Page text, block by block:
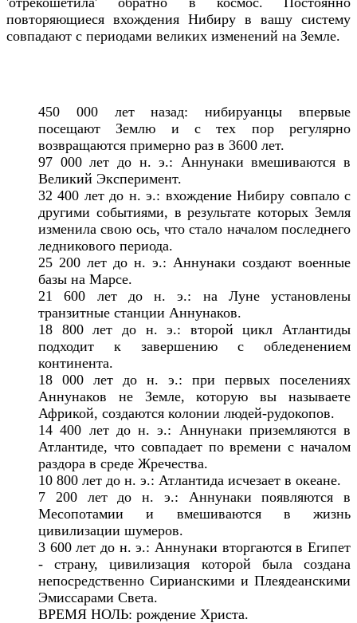
повторяющиеся вхождения Нибиру в вашу систему
совпадают с периодами великих изменений на Земле.
450 000 лет назад: нибируанцы впервые
посещают Землю и с тех пор регулярно
возвращаются примерно раз в 3600 лет.
97 000 лет до н. э.: Аннунаки вмешиваются в
Великий Эксперимент.
32 400 лет до н. э.: вхождение Нибиру совпало с
другими событиями, в результате которых Земля
изменила свою ось, что стало началом последнего
ледникового периода.
25 200 лет до н. э.: Аннунаки создают военные
базы на Марсе.
21 600 лет до н. э.: на Луне установлены
транзитные станции Аннунаков.
18 800 лет до н. э.: второй цикл Атлантиды
подходит к завершению с обледенением
континента.
18 000 лет до н. э.: при первых поселениях
Аннунаков не Земле, которую вы называете
Африкой, создаются колонии людей-рудокопов.
14 400 лет до н. э.: Аннунаки приземляются в
Атлантиде, что совпадает по времени с началом
раздора в среде Жречества.
10 800 лет до н. э.: Атлантида исчезает в океане.
7 200 лет до н. э.: Аннунаки появляются в
Месопотамии и вмешиваются в жизнь
цивилизации шумеров.
3 600 лет до н. э.: Аннунаки вторгаются в Египет
- страну, цивилизация которой была создана
непосредственно Сирианскими и Плеядеанскими
Эмиссарами Света.
ВРЕМЯ НОЛЬ: рождение Христа.